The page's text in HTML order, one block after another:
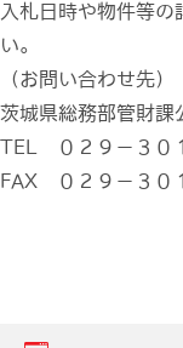
入札日時や物件等の
い。
（お問い合わせ先）
茨城県総務部管財課
TEL ０２９－３０
FAX ０２９－３０